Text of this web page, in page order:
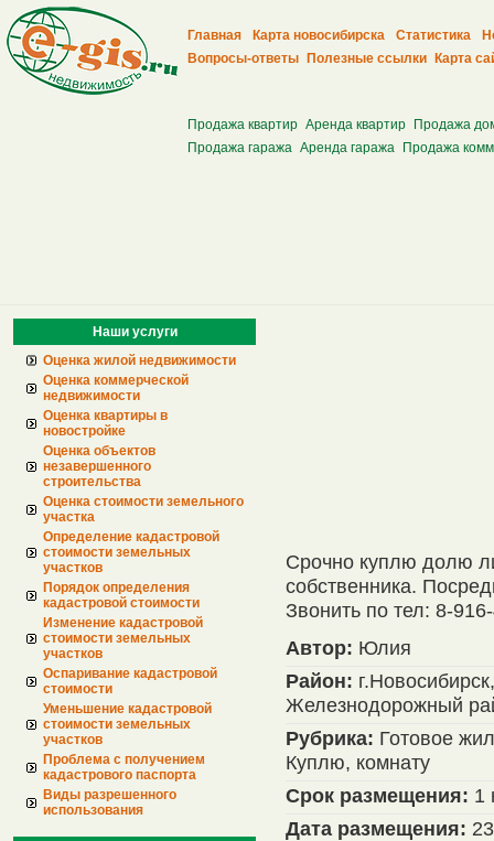
Главная Карта новосибирска Статистика
Вопросы-ответы
Полезные ссылки Карта
Продажа квартир Аренда квартир
Продажа
Продажа гаража Аренда гаража Продажа
Наши услуги
Оценка жилой недвижимости
Оценка коммерческой
недвижимости
Оценка квартиры в
новостройке
Оценка объектов
незавершенного
строительства
Оценка стоимости земельного
участка
Определение кадастровой
стоимости земельных
участков
Порядок определения
кадастровой стоимости
Изменение кадастровой
стоимости земельных
участков
Оспаривание кадастровой
стоимости
Уменьшение кадастровой
стоимости земельных
участков
Проблема с получением
кадастрового паспорта
Виды разрешенного
использования
Срочно куплю долю
собственника.
Звонить по тел: 8-
Автор: Юлия
Район: г.Новосибирск,
Железнодорожный
Рубрика: Готовое
Куплю, комнату
Срок размещения: 1
Дата размещения: